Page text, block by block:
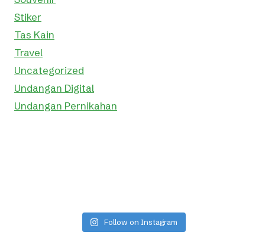
Stiker
Tas Kain
Travel
Uncategorized
Undangan Digital
Undangan Pernikahan
Follow on Instagram